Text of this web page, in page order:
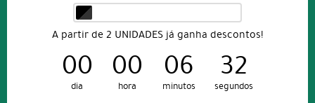
A partir de 2 UNIDADES já ganha descontos!
00
dia
00
hora
06
minutos
32
segundos